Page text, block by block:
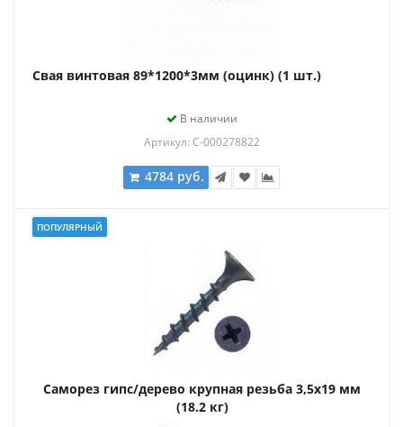
Свая винтовая 89*1200*3мм (оцинк) (1 шт.)
В наличии
Артикул: С-000278822
4784 руб.
ПОПУЛЯРНЫЙ
Саморез гипс/дерево крупная резьба 3,5х19 мм
(18.2 кг)